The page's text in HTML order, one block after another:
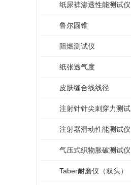
纸尿裤渗透性能测试仪
鲁尔圆锥
阻燃测试仪
纸张透气度
皮肤缝合线线径
注射针针尖刺穿力测试
注射器滑动性能测试仪
气压式织物胀破测试仪
Taber耐磨仪（双头）